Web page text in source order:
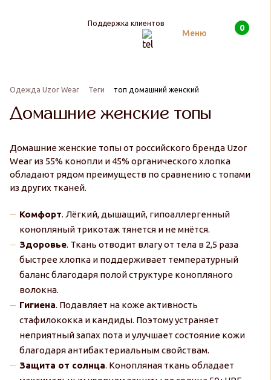
Поддержка клиентов
Меню
Поиск 0
Одежда Uzor Wear Теги топ домашний женский
Домашние женские топы
Домашние женские топы от российского бренда Uzor
Wear из 55% конопли и 45% органического хлопка
обладают рядом преимуществ по сравнению с топами
из других тканей.
Комфорт. Лёгкий, дышащий, гипоаллергенный
конопляный трикотаж тянется и не мнётся.
Здоровье. Ткань отводит влагу от тела в 2,5 раза
быстрее хлопка и поддерживает температурный
баланс благодаря полой структуре конопляного
волокна.
Гигиена. Подавляет на коже активность
стафилококка и кандиды. Поэтому устраняет
неприятный запах пота и улучшает состояние кожи
благодаря антибактериальным свойствам.
Защита от солнца. Конопляная ткань обладает